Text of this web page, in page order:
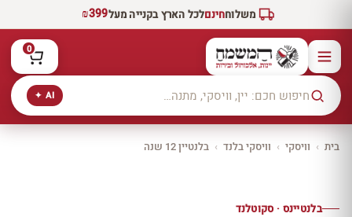
משלוחחינםלכל הארץ בקנייה מעל₪399
AI ✦
0
בית › וויסקי › וויסקי בלנד › בלנטיין 12 שנה
10% הנחה
בלנטיינס · סקוטלנד